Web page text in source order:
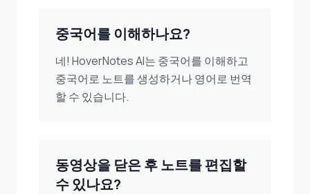
중국어를 이해하나요?
네! HoverNotes AI는 중국어를 이해하고
중국어로 노트를 생성하거나 영어로 번역
할 수 있습니다.
동영상을 닫은 후 노트를 편집할
수 있나요?